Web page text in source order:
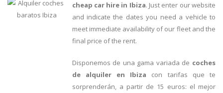
cheap car hire in Ibiza. Just enter our website
and indicate the dates you need a vehicle to
meet immediate availability of our fleet and the
final price of the rent.
Disponemos de una gama variada de coches
de alquiler en Ibiza con tarifas que te
sorprenderán, a partir de 15 euros: el mejor